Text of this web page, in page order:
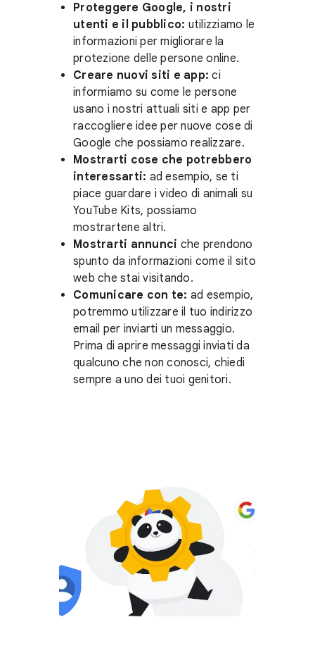
Proteggere Google, i nostri
utenti e il pubblico: utilizziamo le
informazioni per migliorare la
protezione delle persone online.
Creare nuovi siti e app: ci
informiamo su come le persone
usano i nostri attuali siti e app per
raccogliere idee per nuove cose di
Google che possiamo realizzare.
Mostrarti cose che potrebbero
interessarti: ad esempio, se ti
piace guardare i video di animali su
YouTube Kits, possiamo
mostrartene altri.
Mostrarti annunci che prendono
spunto da informazioni come il sito
web che stai visitando.
Comunicare con te: ad esempio,
potremmo utilizzare il tuo indirizzo
email per inviarti un messaggio.
Prima di aprire messaggi inviati da
qualcuno che non conosci, chiedi
sempre a uno dei tuoi genitori.